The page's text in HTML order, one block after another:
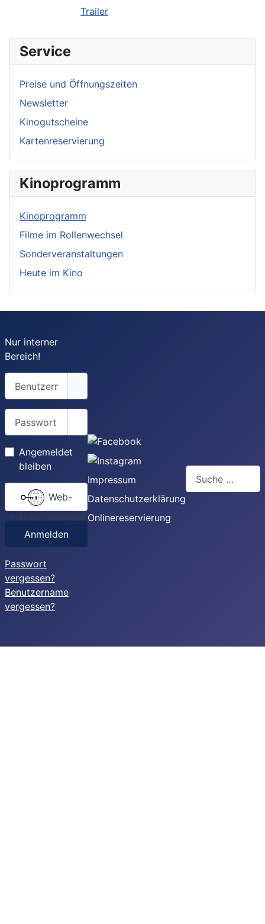
Trailer
Service
Preise und Öffnungszeiten
Newsletter
Kinogutscheine
Kartenreservierung
Kinoprogramm
Kinoprogramm
Filme im Rollenwechsel
Sonderveranstaltungen
Heute im Kino
Nur interner
Bereich!
Benutzername
Angemeldet
bleiben
Authentifizierung
Anmelden
Passwort
vergessen?
Benutzername
vergessen?
Impressum
Datenschutzerklärung
Onlinereservierung